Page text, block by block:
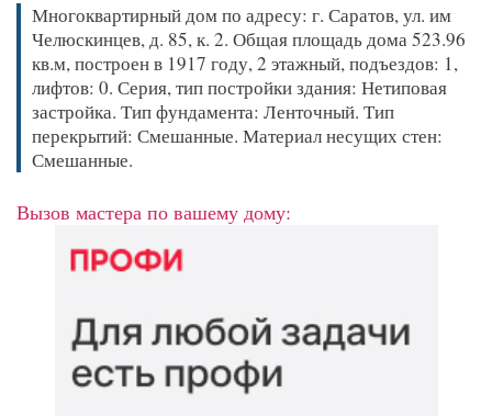
Многоквартирный дом по адресу: г. Саратов, ул. им
Челюскинцев, д. 85, к. 2. Общая площадь дома 523.96
кв.м, построен в 1917 году, 2 этажный, подъездов: 1,
лифтов: 0. Серия, тип постройки здания: Нетиповая
застройка. Тип фундамента: Ленточный. Тип
перекрытий: Смешанные. Материал несущих стен:
Смешанные.
Вызов мастера по вашему дому: